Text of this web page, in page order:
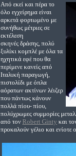
Από εκεί και πέρα το
όλο εγχείρημα είναι
αρκετά φορτωμένο με
συνήθως μέτριες σε
εκτέλεση
σκηνές δράσης, πολύ
ξυλίκι κομπλέ με όλα τα
ηχητικά εφέ που θα
περίμενε κανείς από
Ιταλική παραγωγή,
πιστολίδι με όπλα
αόρατων ακτίνων λέιζερ
που πάντως κάνουν
πολλά πίου- πίου,
πολύχρωμες συμμορίες
από τον Robert Ginty και
προκαλούν γέλιο και ενίοτε